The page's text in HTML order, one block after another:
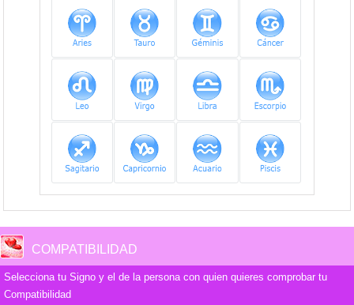
COMPATIBILIDAD
Selecciona tu Signo y el de la persona con quien quieres comprobar tu
Compatibilidad